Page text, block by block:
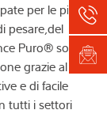
per le più
pesare,del
Puro® sono
grazie al suo
e di facile
tutti i settori